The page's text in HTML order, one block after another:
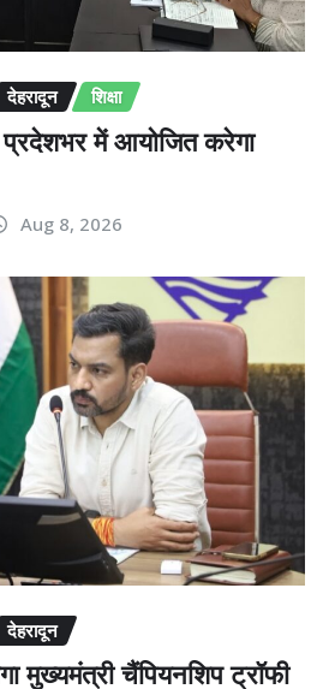
देहरादून शिक्षा
प्रदेशभर में आयोजित करेगा
Aug 8, 2026
देहरादून
मुख्यमंत्री चैंपियनशिप ट्रॉफी